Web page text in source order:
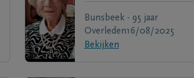
Bunsbeek - 95 jaar
Overleden16/08/2025
Bekijken